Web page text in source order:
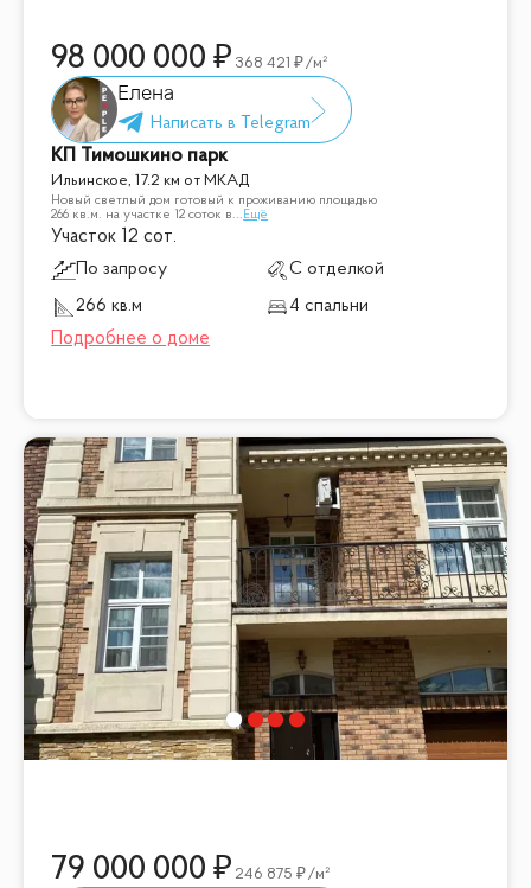
98 000 000 368 421 /м²
Елена
КП Тимошкино парк
Ильинское, 17.2 км от МКАД
Новый светлый дом готовый к проживанию площадью
266 кв.м. на участке 12 соток в... Ещё
Участок 12 сот.
По запросу
С отделкой
266 кв.м
4 спальни
79 000 000 246 875 /м²